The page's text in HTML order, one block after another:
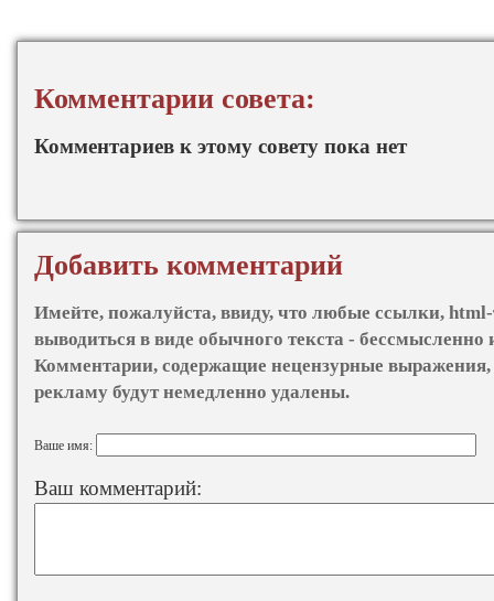
Комментарии совета:
Комментариев к этому совету пока нет
Добавить комментарий
Имейте, пожалуйста, ввиду, что любые ссылки,
выводиться в виде обычного текста - бессмысленно
Комментарии, содержащие нецензурные
рекламу будут немедленно удалены.
Ваше имя:
Ваш комментарий: